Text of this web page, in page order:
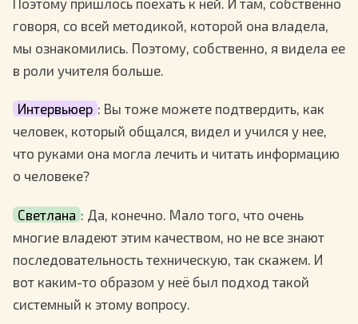
говоря, со всей методикой, которой она владела,
мы ознакомились. Поэтому, собственно, я видела ее
в роли учителя больше.
Интервьюер : Вы тоже можете подтвердить, как
человек, который общался, видел и учился у нее,
что руками она могла лечить и читать информацию
о человеке?
Светлана : Да, конечно. Мало того, что очень
многие владеют этим качеством, но не все знают
последовательность техническую, так скажем. И
вот каким-то образом у неё был подход такой
системный к этому вопросу.